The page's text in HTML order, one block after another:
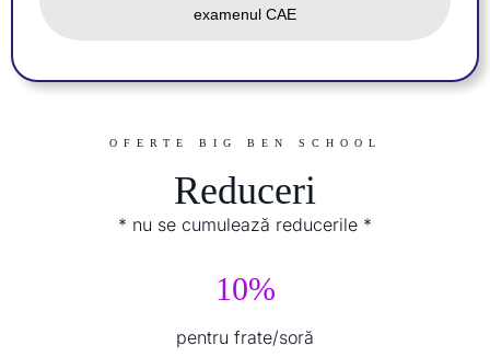
examenul CAE
OFERTE BIG BEN SCHOOL
Reduceri
* nu se cumulează reducerile *
10%
pentru frate/soră